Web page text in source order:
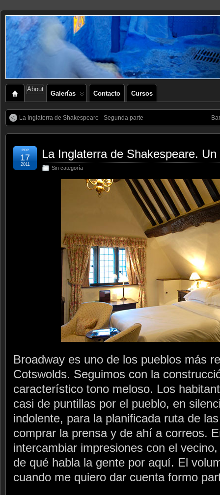
About
Galerías Contacto Cursos
La Inglaterra de Shakespeare - Segunda parte
La Inglaterra de Shakespeare.
Sin categoría
ene
17
2011
Broadway es uno de los pueblos más
Cotswolds. Seguimos con la
característico tono meloso. Los
casi de puntillas por el pueblo, en
indolente, para la planificada ruta de
comprar la prensa y de ahí a correos.
intercambiar impresiones con el
de qué habla la gente por aquí. El
cuando me quiero dar cuenta formo